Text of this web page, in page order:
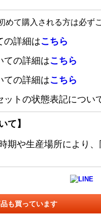
めて購入される方は必ず
の詳細はこちら
ての詳細はこちら
ての詳細はこちら
トの状態表記につい
て】
期や生産場所により
も買っています